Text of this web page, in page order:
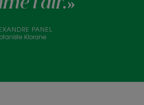
l’air.»
PANEL
Klorane